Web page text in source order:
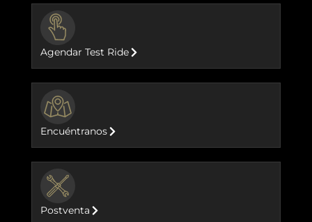
Agendar Test Ride
Encuéntranos
Postventa